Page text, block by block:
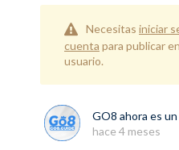
Necesitas iniciar
cuenta para publicar
usuario.
GO8 ahora es
hace 4 meses